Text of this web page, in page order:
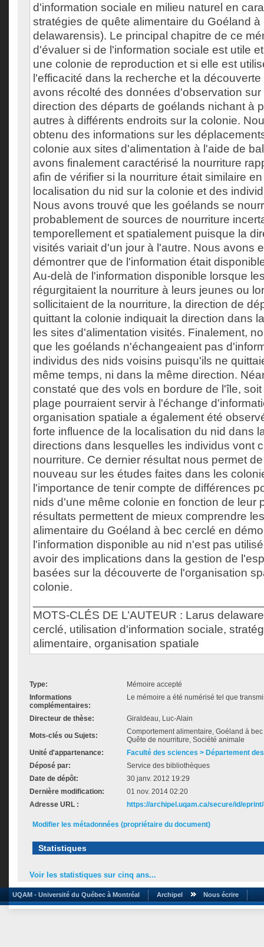
d'information sociale en milieu naturel en
stratégies de quête alimentaire du Goéland
delawarensis). Le principal chapitre de ce
d'évaluer si de l'information sociale est utile
une colonie de reproduction et si elle est
l'efficacité dans la recherche et la
avons récolté des données d'observation sur
direction des départs de goélands nichant à
autres à différents endroits sur la colonie.
obtenu des informations sur les
colonie aux sites d'alimentation à l'aide de
avons finalement caractérisé la nourriture
afin de vérifier si la nourriture était similaire
localisation du nid sur la colonie et des
Nous avons trouvé que les goélands se
probablement de sources de nourriture
temporellement et spatialement puisque la
visités variait d'un jour à l'autre. Nous avons
démontrer que de l'information était
Au-delà de l'information disponible lorsque
régurgitaient la nourriture à leurs jeunes ou
sollicitaient de la nourriture, la direction de
quittant la colonie indiquait la direction dans
les sites d'alimentation visités. Finalement,
que les goélands n'échangeaient pas
individus des nids voisins puisqu'ils ne
même temps, ni dans la même direction.
constaté que des vols en bordure de l'île,
plage pourraient servir à l'échange
organisation spatiale a également été
forte influence de la localisation du nid dans
directions dans lesquelles les individus vont
nourriture. Ce dernier résultat nous permet
nouveau sur les études faites dans les
l'importance de tenir compte de différences
nids d'une même colonie en fonction de leur
résultats permettent de mieux comprendre
alimentaire du Goéland à bec cerclé en
l'information disponible au nid n'est pas
avoir des implications dans la gestion de
basées sur la découverte de l'organisation
colonie.
MOTS-CLÉS DE L’AUTEUR : Larus
cerclé, utilisation d'information sociale,
alimentaire, organisation spatiale
Type:
Mémoire accepté
Informations
complémentaires:
Le mémoire a été numérisé tel que
Directeur de thèse: Giraldeau, Luc-Alain
Mots-clés ou Sujets:
Comportement alimentaire, Goéland à
Quête de nourriture, Société animale
Unité d'appartenance:
Faculté des sciences > Département
Déposé par:
Service des bibliothèques
Date de dépôt:
30 janv. 2012 19:29
Dernière modification:
01 nov. 2014 02:20
Adresse URL :
https://archipel.uqam.ca/secure/id/
Modifier les métadonnées (propriétaire du document)
Statistiques
Voir les statistiques sur cinq ans...
UQAM - Université du Québec à Montréal Archipel Nous écrire